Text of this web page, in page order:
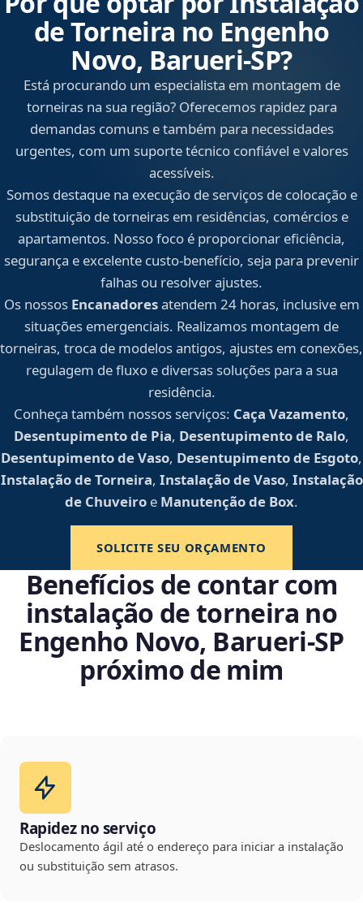
de Torneira no Engenho
Novo, Barueri‑SP?
Está procurando um especialista em montagem de
torneiras na sua região? Oferecemos rapidez para
demandas comuns e também para necessidades
urgentes, com um suporte técnico confiável e valores
acessíveis.
Somos destaque na execução de serviços de colocação e
substituição de torneiras em residências, comércios e
apartamentos. Nosso foco é proporcionar eficiência,
segurança e excelente custo-benefício, seja para prevenir
falhas ou resolver ajustes.
Os nossos Encanadoresatendem 24 horas, inclusive em
situações emergenciais. Realizamos montagem de
torneiras, troca de modelos antigos, ajustes em conexões,
regulagem de fluxo e diversas soluções para a sua
residência.
Conheça também nossos serviços: Caça Vazamento,
Desentupimento de Pia, Desentupimento de Ralo,
Desentupimento de Vaso, Desentupimento de Esgoto,
Instalação de Torneira, Instalação de Vaso, Instalação
de Chuveiro e Manutenção de Box.
SOLICITE SEU ORÇAMENTO
Benefícios de contar com
instalação de torneira no
Engenho Novo, Barueri‑SP
próximo de mim
Rapidez no serviço
Deslocamento ágil até o endereço para iniciar a instalação
ou substituição sem atrasos.